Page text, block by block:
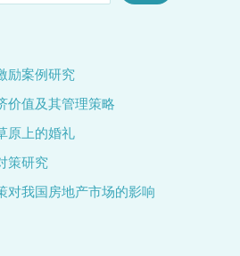
励案例研究
价值及其管理策略
原上的婚礼
策研究
对我国房地产市场的影响